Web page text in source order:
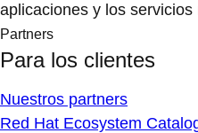
aplicaciones y los
Partners
Para los clientes
Nuestros partners
Red Hat Ecosystem